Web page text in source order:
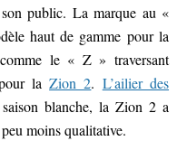
public. La marque au «
haut de gamme pour la
le « Z » traversant
pour laZion 2. L’ailier des
blanche, la Zion 2 a
moins qualitative.